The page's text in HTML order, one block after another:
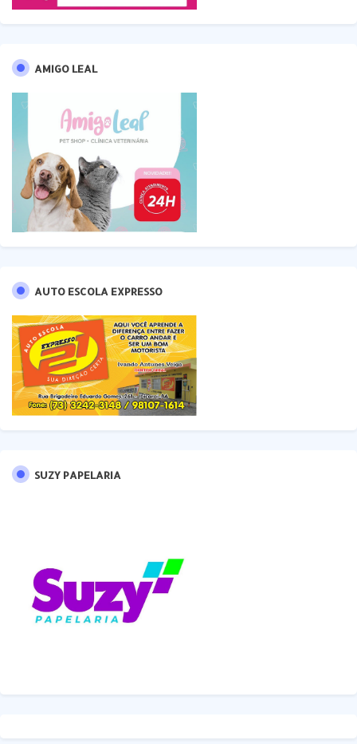
AMIGO LEAL
AUTO ESCOLA EXPRESSO
SUZY PAPELARIA